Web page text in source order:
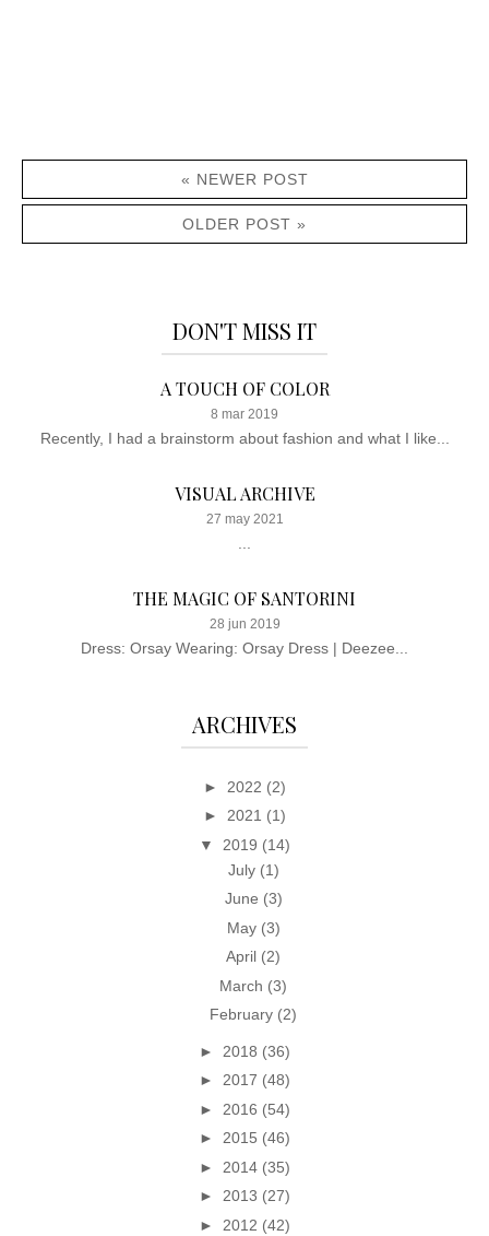
« NEWER POST
OLDER POST »
DON'T MISS IT
A TOUCH OF COLOR
8 mar 2019
Recently, I had a brainstorm about fashion and what I like...
VISUAL ARCHIVE
27 may 2021
THE MAGIC OF SANTORINI
28 jun 2019
Dress: Orsay Wearing: Orsay Dress | Deezee...
ARCHIVES
► 2022 (2)
► 2021 (1)
▼ 2019 (14)
July (1)
June (3)
May (3)
April (2)
March (3)
February (2)
► 2018 (36)
► 2017 (48)
► 2016 (54)
► 2015 (46)
► 2014 (35)
► 2013 (27)
► 2012 (42)